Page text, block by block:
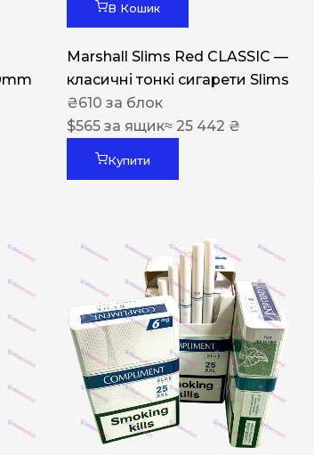
Arizona
Cigaronne
Сигарети LD
В Кошик
Marshall Slims Red CLASSIC —
класичні тонкі сигарети Slims
₴610 за блок
$565 за ящик≈ 25 442 ₴
Купити